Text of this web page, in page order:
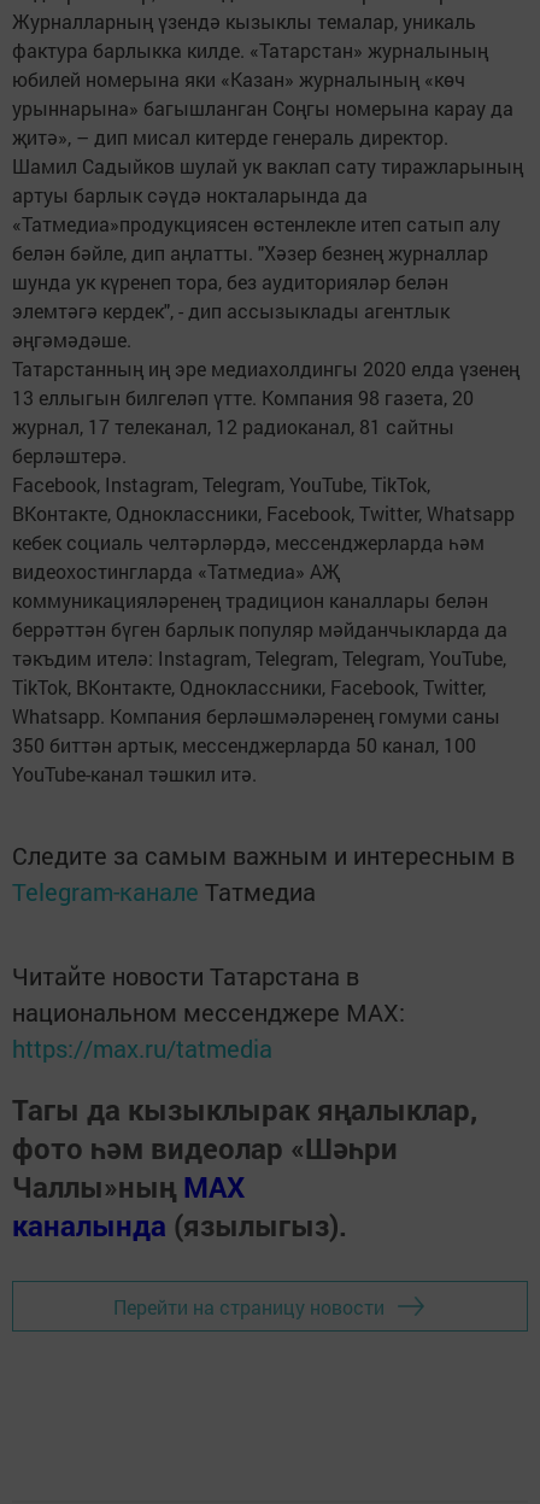
Журналларның үзендә кызыклы темалар, уникаль
фактура барлыкка килде. «Татарстан» журналының
юбилей номерына яки «Казан» журналының «көч
урыннарына» багышланган Соңгы номерына карау да
җитә», – дип мисал китерде генераль директор.
Шамил Садыйков шулай ук ваклап сату тиражларының
артуы барлык сәүдә нокталарында да
«Татмедиа»продукциясен өстенлекле итеп сатып алу
белән бәйле, дип аңлатты. "Хәзер безнең журналлар
шунда ук күренеп тора, без аудиторияләр белән
элемтәгә кердек", - дип ассызыклады агентлык
әңгәмәдәше.
Татарстанның иң эре медиахолдингы 2020 елда үзенең
13 еллыгын билгеләп үтте. Компания 98 газета, 20
журнал, 17 телеканал, 12 радиоканал, 81 сайтны
берләштерә.
Facebook, Instagram, Telegram, YouTube, TikTok,
ВКонтакте, Одноклассники, Facebook, Twitter, Whatsapp
кебек социаль челтәрләрдә, мессенджерларда һәм
видеохостингларда «Татмедиа» АҖ
коммуникацияләренең традицион каналлары белән
беррәттән бүген барлык популяр мәйданчыкларда да
тәкъдим ителә: Instagram, Telegram, Telegram, YouTube,
TikTok, ВКонтакте, Одноклассники, Facebook, Twitter,
Whatsapp. Компания берләшмәләренең гомуми саны
350 биттән артык, мессенджерларда 50 канал, 100
YouTube-канал тәшкил итә.
Следите за самым важным и интересным в
Telegram-канале Татмедиа
Читайте новости Татарстана в
национальном мессенджере MАХ:
https://max.ru/tatmedia
Тагы да кызыклырак яңалыклар,
фото һәм видеолар «Шәһри
Чаллы»ның MAX
каналында (язылыгыз).
Перейти на страницу новости